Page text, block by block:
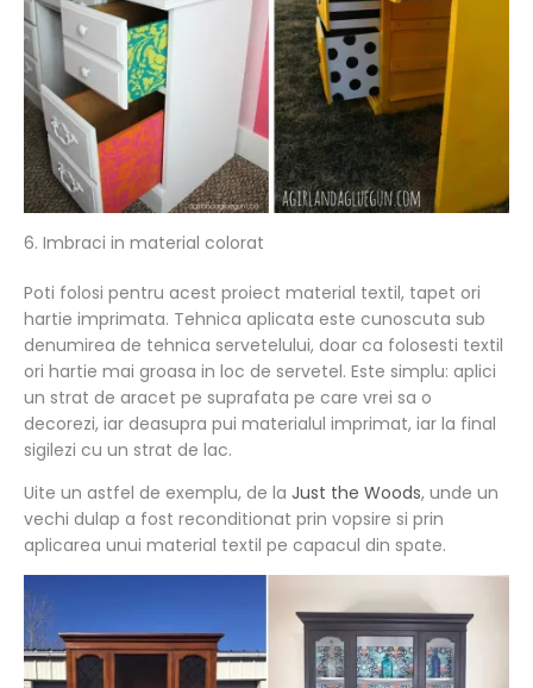
6. Imbraci in material colorat
Poti folosi pentru acest proiect material textil, tapet ori
hartie imprimata. Tehnica aplicata este cunoscuta sub
denumirea de tehnica servetelului, doar ca folosesti textil
ori hartie mai groasa in loc de servetel. Este simplu: aplici
un strat de aracet pe suprafata pe care vrei sa o
decorezi, iar deasupra pui materialul imprimat, iar la final
sigilezi cu un strat de lac.
Uite un astfel de exemplu, de la Just the Woods, unde un
vechi dulap a fost reconditionat prin vopsire si prin
aplicarea unui material textil pe capacul din spate.